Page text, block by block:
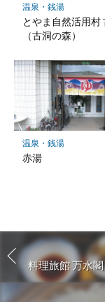
温泉・銭湯
とやま自然活用村
（古洞の森）
温泉・銭湯
赤湯
料理旅館 万水